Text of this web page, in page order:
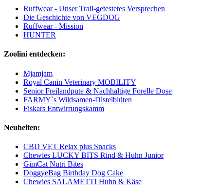
Ruffwear - Unser Trail-getestetes Versprechen
Die Geschichte von VEGDOG
Ruffwear - Mission
HUNTER
Zoolini entdecken:
Mjamjam
Royal Canin Veterinary MOBILITY
Senior Freilandpute & Nachhaltige Forelle Dose
FARMY`s Wildsamen-Distelblüten
Fiskars Entwirrungskamm
Neuheiten:
CBD VET Relax plus Snacks
Chewies LUCKY BITS Rind & Huhn Junior
GimCat Nutri Bites
DoggyeBag Birthday Dog Cake
Chewies SALAMETTI Huhn & Käse